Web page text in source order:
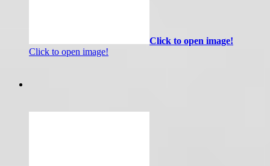
Click to open image!
Click to open image!